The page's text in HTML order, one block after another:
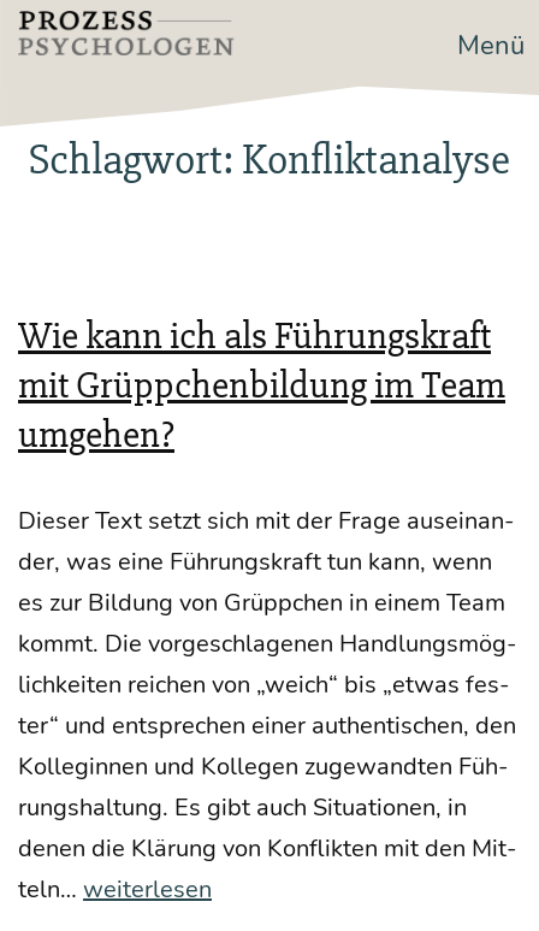
Zum
Inhalt
Prozesspsychologen Menü
Schlagwort: Konfliktanalyse
Wie kann ich als Führungskraft
mit Grüppchenbildung im Team
umgehen?
Die­ser Text setzt sich mit der Fra­ge aus­ein­an­
der, was eine Füh­rungs­kraft tun kann, wenn
es zur Bil­dung von Grüpp­chen in einem Team
kommt. Die vor­ge­schla­ge­nen Hand­lungs­mög­
lich­kei­ten rei­chen von „weich“ bis „etwas fes­
ter“ und ent­spre­chen einer authen­ti­schen, den
Kol­le­gin­nen und Kol­le­gen zuge­wand­ten Füh­
rungs­hal­tung. Es gibt auch Situa­tio­nen, in
denen die Klä­rung von Kon­flik­ten mit den Mit­
teln… Wie
weiterlesen